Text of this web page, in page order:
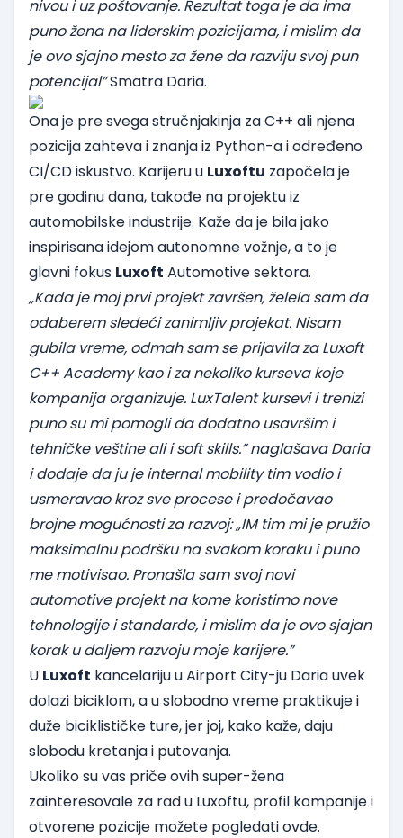
nivou i uz poštovanje. Rezultat toga je da ima
puno žena na liderskim pozicijama, i mislim da
je ovo sjajno mesto za žene da razviju svoj pun
potencijal”Smatra Daria.
Ona je pre svega stručnjakinja za C++ ali njena
pozicija zahteva i znanja iz Python-a i određeno
CI/CD iskustvo. Karijeru u Luxoftu započela je
pre godinu dana, takođe na projektu iz
automobilske industrije. Kaže da je bila jako
inspirisana idejom autonomne vožnje, a to je
glavni fokus Luxoft Automotive sektora.
„Kada je moj prvi projekt završen, želela sam da
odaberem sledeći zanimljiv projekat. Nisam
gubila vreme, odmah sam se prijavila za Luxoft
C++ Academy kao i za nekoliko kurseva koje
kompanija organizuje. LuxTalent kursevi i trenizi
puno su mi pomogli da dodatno usavršim i
tehničke veštine ali i soft skills.” naglašava Daria
i dodaje da ju je internal mobility tim vodio i
usmeravao kroz sve procese i predočavao
brojne mogućnosti za razvoj: „IM tim mi je pružio
maksimalnu podršku na svakom koraku i puno
me motivisao. Pronašla sam svoj novi
automotive projekt na kome koristimo nove
tehnologije i standarde, i mislim da je ovo sjajan
korak u daljem razvoju moje karijere.”
U Luxoft kancelariju u Airport City-ju Daria uvek
dolazi biciklom, a u slobodno vreme praktikuje i
duže biciklističke ture, jer joj, kako kaže, daju
slobodu kretanja i putovanja.
Ukoliko su vas priče ovih super-žena
zainteresovale za rad u Luxoftu, profil kompanije i
otvorene pozicije možete pogledati ovde.